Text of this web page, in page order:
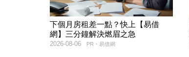
下個月房租差一點？快上【易借
網】三分鐘解決燃眉之急
PR・易借網
2026-08-06